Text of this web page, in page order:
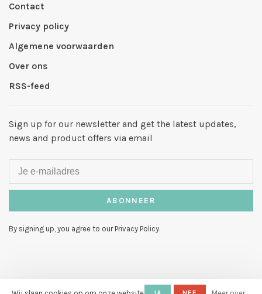
Contact
Privacy policy
Algemene voorwaarden
Over ons
RSS-feed
Sign up for our newsletter and get the latest updates,
news and product offers via email
ABONNEER
By signing up, you agree to our Privacy Policy.